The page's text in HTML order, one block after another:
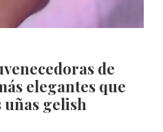
de
elegantes que
gelish